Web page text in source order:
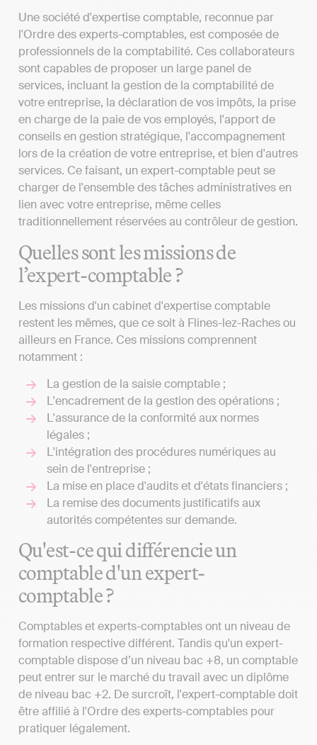
Une société d'expertise comptable, reconnue par
l'Ordre des experts-comptables, est composée de
professionnels de la comptabilité. Ces collaborateurs
sont capables de proposer un large panel de
services, incluant la gestion de la comptabilité de
votre entreprise, la déclaration de vos impôts, la prise
en charge de la paie de vos employés, l'apport de
conseils en gestion stratégique, l'accompagnement
lors de la création de votre entreprise, et bien d'autres
services. Ce faisant, un expert-comptable peut se
charger de l'ensemble des tâches administratives en
lien avec votre entreprise, même celles
traditionnellement réservées au contrôleur de gestion.
Quelles sont les missions de
l’expert-comptable ?
Les missions d'un cabinet d'expertise comptable
restent les mêmes, que ce soit à Flines-lez-Raches ou
ailleurs en France. Ces missions comprennent
notamment :
La gestion de la saisie comptable ;
L'encadrement de la gestion des opérations ;
L'assurance de la conformité aux normes
légales ;
L'intégration des procédures numériques au
sein de l'entreprise ;
La mise en place d'audits et d'états financiers ;
La remise des documents justificatifs aux
autorités compétentes sur demande.
Qu'est-ce qui différencie un
comptable d'un expert-
comptable ?
Comptables et experts-comptables ont un niveau de
formation respective différent. Tandis qu'un expert-
comptable dispose d’un niveau bac +8, un comptable
peut entrer sur le marché du travail avec un diplôme
de niveau bac +2. De surcroît, l'expert-comptable doit
être affilié à l'Ordre des experts-comptables pour
pratiquer légalement.